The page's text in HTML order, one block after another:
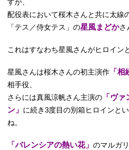
すが、
配役表において桜木さんと共に太線
「テス／侍女テス」の星風まどかさ
これはすなわち星風さんがヒロイン
星風さんは桜木さんの初主演作 「相
相手役、
さらには真風涼帆さん主演の 「ヴ
ン」 に続き3度目の別箱ヒロインと
ね。
「バレンシアの熱い花」 のマルガ